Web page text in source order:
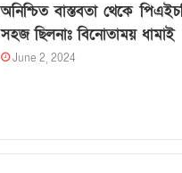
অনিশ্চিত বাস্তবতা থেকে
সহজ ছিলনাঃ বিনোতাময় ধামাই
June 2, 2024